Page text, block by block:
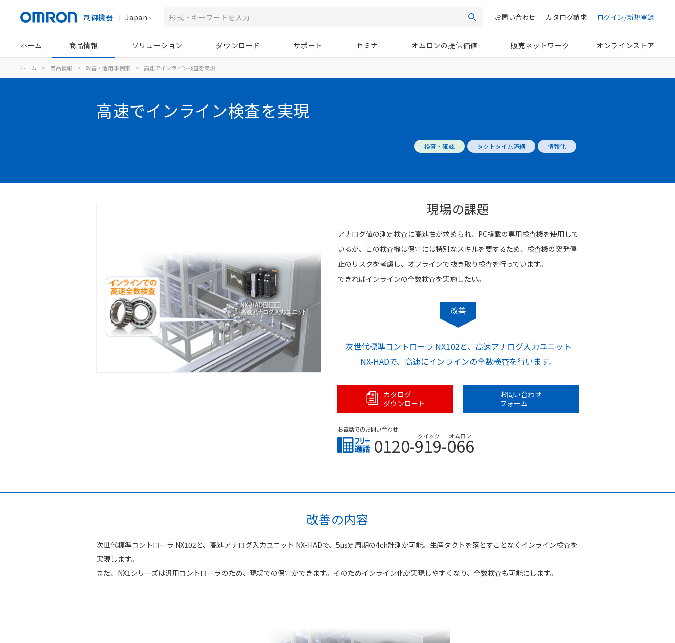
制御機器 Japan 検索 ログイン/新規登録
カタログ請求
お問い合わせ
ホーム 商品情報 ソリューション ダウンロード サポート セミナ オムロンの提供価値 販売ネットワーク オンラインストア
ホーム > 商品情報 > 改善・活用事例集 > 高速でインライン検査を実現
高速でインライン検査を実現
検査・確認 タクトタイム短縮 情報化
現場の課題
アナログ値の測定検査に高速性が求められ、PC搭載の専用検査機を使用して
いるが、この検査機は保守には特別なスキルを要するため、検査機の突発停
止のリスクを考慮し、オフラインで抜き取り検査を行っています。
できればインラインの全数検査を実施したい。
改善
次世代標準コントローラ NX102と、高速アナログ入力ユニット
NX-HADで、高速にインラインの全数検査を行います。
カタログ
ダウンロード
お問い合わせ
フォーム
お電話でのお問い合わせ
0120-919-066
クイック オムロン
改善の内容
次世代標準コントローラ NX102と、高速アナログ入力ユニット NX-HADで、5μs定周期の4ch計測が可能。生産タクトを落とすことなくインライン検査を
実現します。
また、NX1シリーズは汎用コントローラのため、現場での保守ができます。そのためインライン化が実現しやすくなり、全数検査も可能にします。